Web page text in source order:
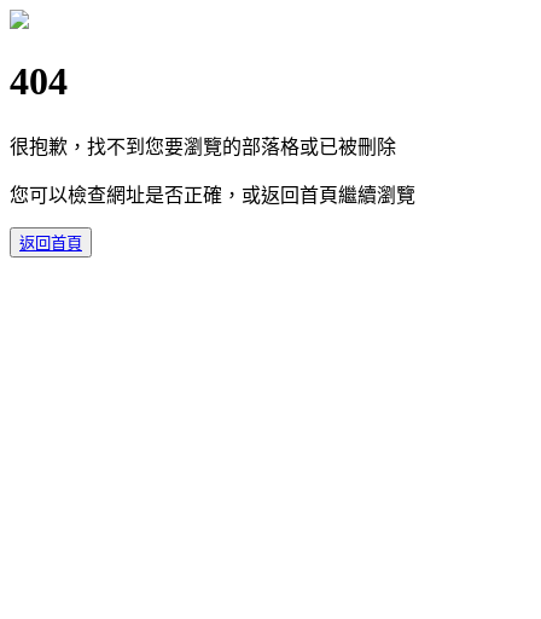
404
很抱歉，找不到您要瀏覽的部落格或已被刪除
您可以檢查網址是否正確，或返回首頁繼續瀏覽
返回首頁